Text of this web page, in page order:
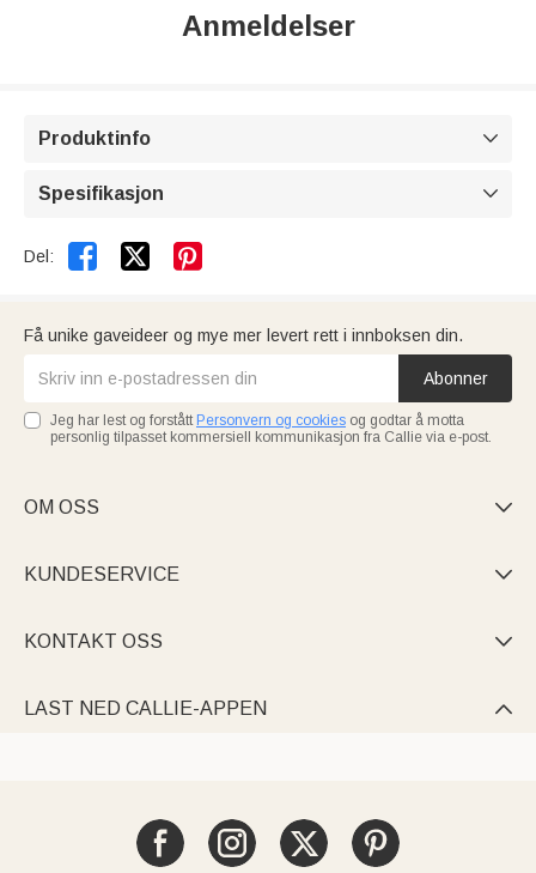
Anmeldelser
Produktinfo 
Spesifikasjon 
Del:  
Få unike gaveideer og mye mer levert rett i innboksen din.
Abonner
Jeg har lest og forstått Personvern og cookies og godtar å motta
personlig tilpasset kommersiell kommunikasjon fra Callie via e-post.
OM OSS 
KUNDESERVICE 
KONTAKT OSS 
LAST NED CALLIE-APPEN 